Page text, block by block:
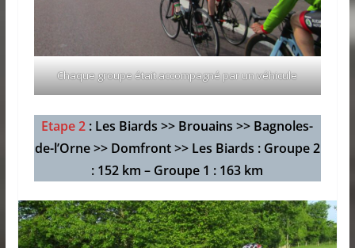
Chaque groupe était accompagné par un véhicule
Etape 2 : Les Biards >> Brouains >> Bagnoles-
de-l’Orne >> Domfront>> Les Biards : Groupe 2
: 152 km – Groupe 1 : 163 km